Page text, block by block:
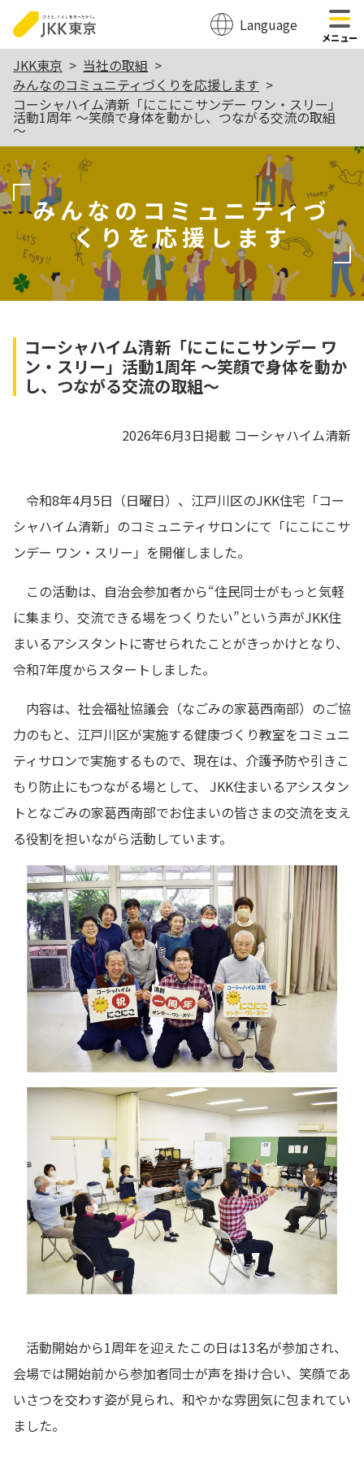
のページの本文へ移動
Language
メニュー
か
ら
JKK東京
当社の取組
みんなのコミュニティづくりを応援します
コーシャハイム清新「にこにこサンデー ワン・スリー」
活動1周年 ～笑顔で身体を動かし、つながる交流の取組
～
みんなのコミュニティづ
くりを応援します
コーシャハイム清新「にこにこサンデー ワ
ン・スリー」活動1周年 ～笑顔で身体を動か
し、つながる交流の取組～
2026年6月3日掲載 コーシャハイム清新
令和8年4月5日（日曜日）、江戸川区のJKK住宅「コー
シャハイム清新」のコミュニティサロンにて「にこにこサ
ンデー ワン・スリー」を開催しました。
この活動は、自治会参加者から“住民同士がもっと気軽
に集まり、交流できる場をつくりたい”という声がJKK住
まいるアシスタントに寄せられたことがきっかけとなり、
令和7年度からスタートしました。
内容は、社会福祉協議会（なごみの家葛西南部）のご協
力のもと、江戸川区が実施する健康づくり教室をコミュニ
ティサロンで実施するもので、現在は、介護予防や引きこ
もり防止にもつながる場として、 JKK住まいるアシスタン
トとなごみの家葛西南部でお住まいの皆さまの交流を支え
る役割を担いながら活動しています。
活動開始から1周年を迎えたこの日は13名が参加され、
会場では開始前から参加者同士が声を掛け合い、笑顔であ
いさつを交わす姿が見られ、和やかな雰囲気に包まれてい
ました。